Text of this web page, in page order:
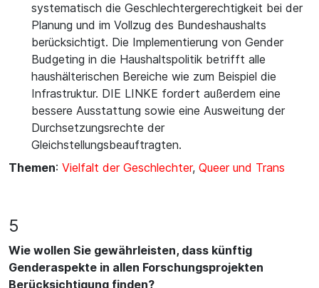
systematisch die Geschlechtergerechtigkeit bei der
Planung und im Vollzug des Bundeshaushalts
berücksichtigt. Die Implementierung von Gender
Budgeting in die Haushaltspolitik betrifft alle
haushälterischen Bereiche wie zum Beispiel die
Infrastruktur. DIE LINKE fordert außerdem eine
bessere Ausstattung sowie eine Ausweitung der
Durchsetzungsrechte der
Gleichstellungsbeauftragten.
Themen: Vielfalt der Geschlechter, Queer und Trans
5
Wie wollen Sie gewährleisten, dass künftig
Genderaspekte in allen Forschungsprojekten
Berücksichtigung finden?